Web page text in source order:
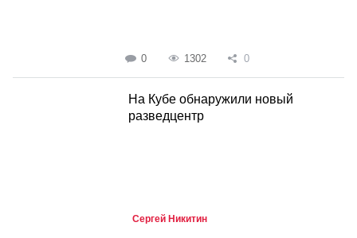
0 1302 0
На Кубе обнаружили новый
разведцентр
Сергей Никитин